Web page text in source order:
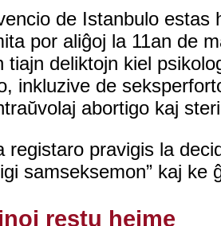
de Istanbulo
por aliĝoj la 11an de
tiajn deliktojn kiel
inkluzive de
abortigo kaj
registaro pravigis la
samseksemon” kaj
restu hejme